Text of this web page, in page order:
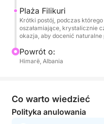
brzegową w coś
Zabierz krem z filtrem,
zajmie się resztą.
Plaża Filikuri
Krótki postój, podczas
oszałamiające, krystalicznie
okazja, aby docenić
Powrót o:
Himarë, Albania
Co warto wiedzieć
Polityka anulowania